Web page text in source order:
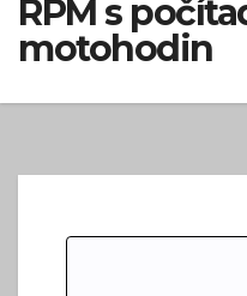
RPM s
motohodin